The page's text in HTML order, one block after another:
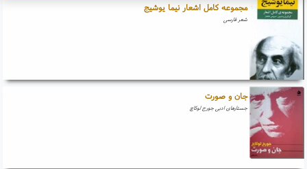
مجموعه کامل اشعار نیما یوشیج
شعر فارسی
جان و صورت
جستارهای ادبی جورج لوکاچ